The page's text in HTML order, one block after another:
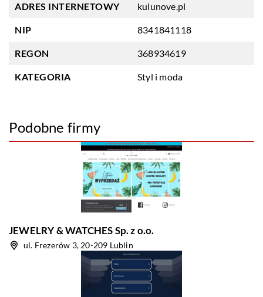
ADRES INTERNETOWY kulunove.pl
NIP 8341841118
REGON 368934619
KATEGORIA Styl i moda
Podobne firmy
JEWELRY & WATCHES Sp. z o.o.
ul. Frezerów 3, 20-209 Lublin